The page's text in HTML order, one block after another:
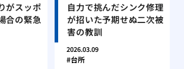
がスッポ
合の緊急
自力で挑んだシンク修理
が招いた予期せぬ二次被
害の教訓
2026.03.09
台所